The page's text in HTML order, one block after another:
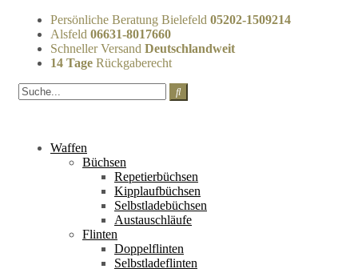
Persönliche Beratung Bielefeld 05202-1509214
Alsfeld 06631-8017660
Schneller Versand Deutschlandweit
14 Tage Rückgaberecht
Waffen
Büchsen
Repetierbüchsen
Kipplaufbüchsen
Selbstladebüchsen
Austauschläufe
Flinten
Doppelflinten
Selbstladeflinten